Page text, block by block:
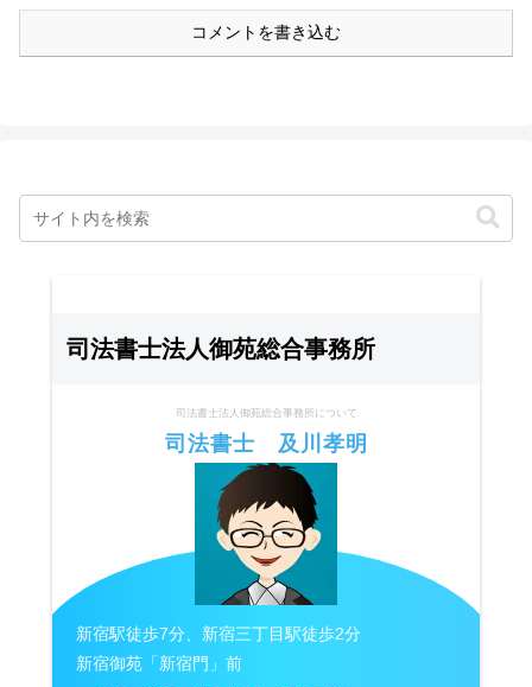
コメントを書き込む
司法書士法人御苑総合事務所
司法書士法人御苑総合事務所について
司法書士 及川孝明
新宿駅徒歩7分、新宿三丁目駅徒歩2分
新宿御苑「新宿門」前